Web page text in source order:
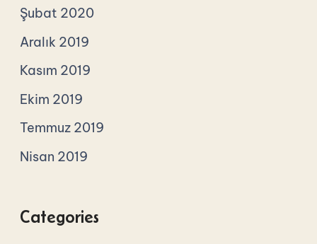
Şubat 2020
Aralık 2019
Kasım 2019
Ekim 2019
Temmuz 2019
Nisan 2019
Categories